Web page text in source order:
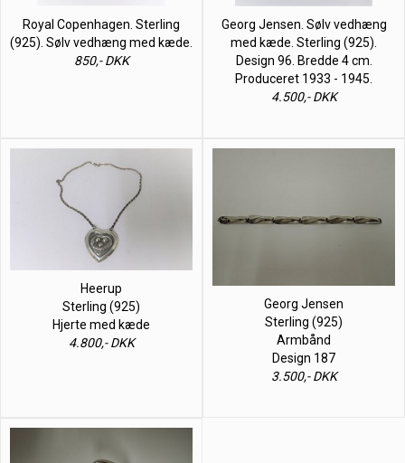
Royal Copenhagen. Sterling
(925). Sølv vedhæng med kæde.
850,- DKK
Georg Jensen. Sølv vedhæng
med kæde. Sterling (925).
Design 96. Bredde 4 cm.
Produceret 1933 - 1945.
4.500,- DKK
Heerup
Sterling (925)
Hjerte med kæde
4.800,- DKK
Georg Jensen
Sterling (925)
Armbånd
Design 187
3.500,- DKK